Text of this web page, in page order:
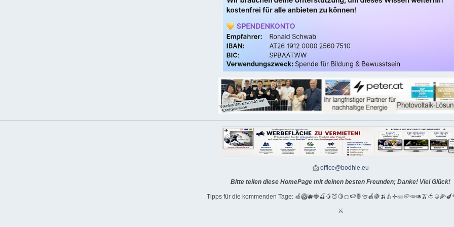
📩 office@bodhie.eu
Bitte teilen diese HomePage mit deinen besten Freunden; Danke! Viel Glück!
Tipps für die kommenden Tage:
⚔